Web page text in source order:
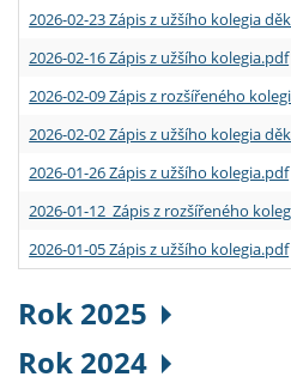
2026-02-23 Zápis z užšího kolegia
2026-02-16 Zápis z užšího kolegia.pdf
2026-02-09 Zápis z rozšířeného
2026-02-02 Zápis z užšího kolegia
2026-01-26 Zápis z užšího kolegia.pdf
2026-01-12 Zápis z rozšířeného
2026-01-05 Zápis z užšího kolegia.pdf
Rok 2025
Rok 2024